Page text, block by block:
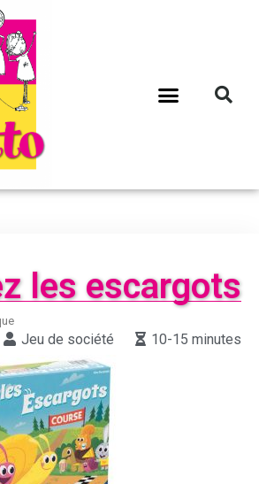
les escargots
Jeu de société 10-15 minutes